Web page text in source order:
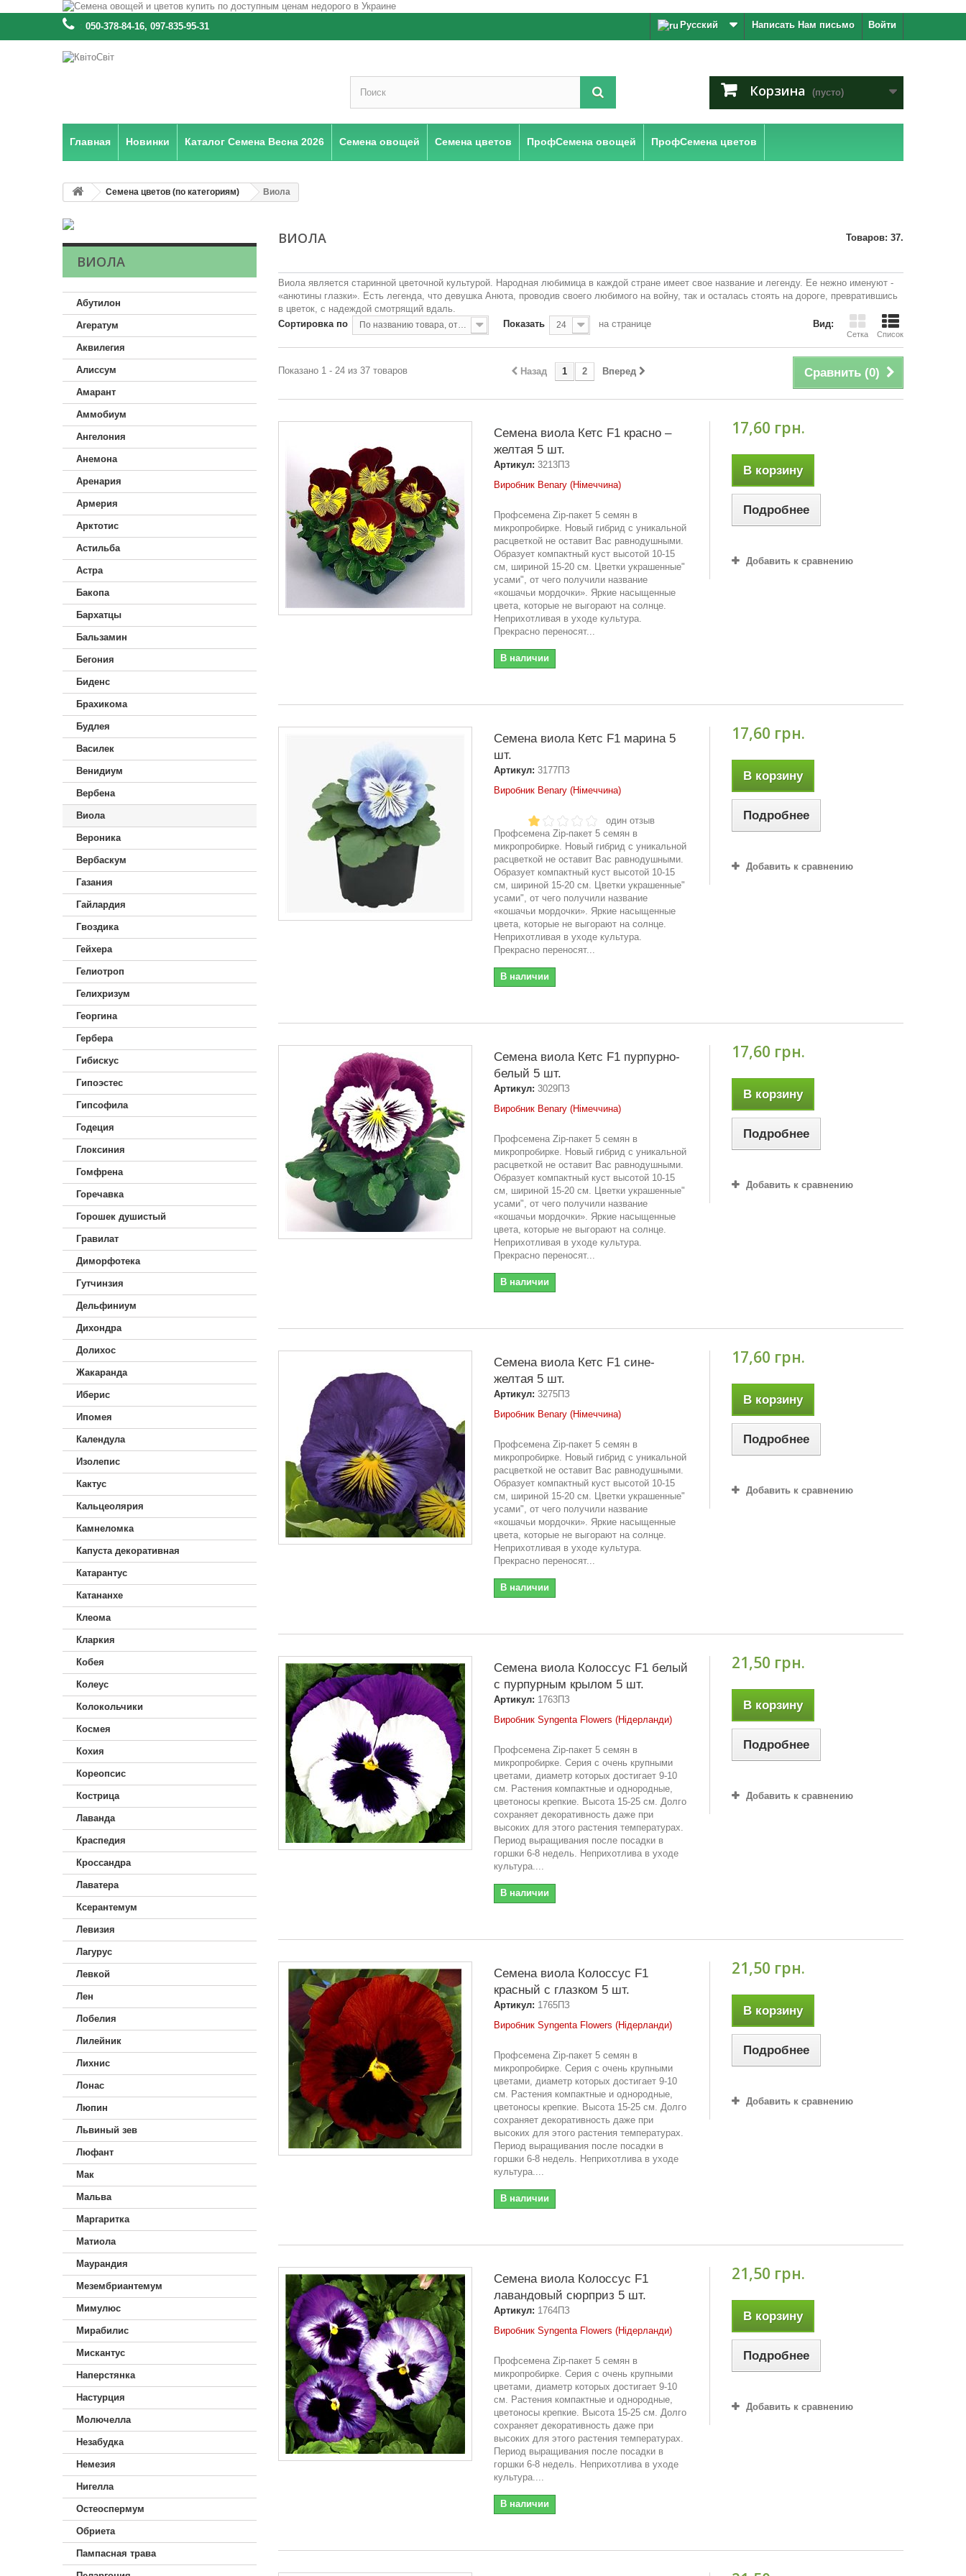
Войти
Написать Нам письмо
: 050-378-84-16, 097-835-95-31 Русский
Корзина (пусто)
Главная Новинки Каталог Семена Весна 2026 Семена овощей Семена цветов ПрофСемена овощей ПрофСемена цветов
Семена цветов (по категориям) Виола
ВИОЛА
Абутилон
Агератум
Аквилегия
Алиссум
Амарант
Аммобиум
Ангелония
Анемона
Аренария
Армерия
Арктотис
Астильба
Астра
Бакопа
Бархатцы
Бальзамин
Бегония
Биденс
Брахикома
Будлея
Василек
Венидиум
Вербена
Виола
Вероника
Вербаскум
Газания
Гайлардия
Гвоздика
Гейхера
Гелиотроп
Гелихризум
Георгина
Гербера
Гибискус
Гипоэстес
Гипсофила
Годеция
Глоксиния
Гомфрена
Горечавка
Горошек душистый
Гравилат
Диморфотека
Гутчинзия
Дельфиниум
Дихондра
Долихос
Жакаранда
Иберис
Ипомея
Календула
Изолепис
Кактус
Кальцеолярия
Камнеломка
Капуста декоративная
Катарантус
Катананхе
Клеома
Кларкия
Кобея
Колеус
Колокольчики
Космея
Кохия
Кореопсис
Кострица
Лаванда
Краспедия
Кроссандра
Лаватера
Ксерантемум
Левизия
Лагурус
Левкой
Лен
Лобелия
Лилейник
Лихнис
Лонас
Люпин
Львиный зев
Люфант
Мак
Мальва
Маргаритка
Матиола
Маурандия
Мезембриантемум
Мимулюс
Мирабилис
Мискантус
Наперстянка
Настурция
Молючелла
Незабудка
Немезия
Нигелла
Остеоспермум
Обриета
Пампасная трава
ВИОЛА Товаров: 37.
Виола является старинной цветочной культурой. Народная любимица в каждой стране имеет свое название и легенду. Ее нежно именуют -
«анютины глазки». Есть легенда, что девушка Анюта, проводив своего любимого на войну, так и осталась стоять на дороге, превратившись
в цветок, с надеждой смотрящий вдаль.
Вид:
Сетка Список
Сортировка по По названию товара, от А до Я Показать 24 на странице
Сравнить (0)
Назад 1 2 Вперед
Показано 1 - 24 из 37 товаров
Семена виола Кетс F1 красно –
желтая 5 шт.
Артикул: 3213ПЗ
Виробник Benary (Німеччина)
Профсемена Zip-пакет 5 семян в
микропробирке. Новый гибрид с уникальной
расцветкой не оставит Вас равнодушными.
Образует компактный куст высотой 10-15
см, шириной 15-20 см. Цветки украшенные"
усами", от чего получили название
«кошачьи мордочки». Яркие насыщенные
цвета, которые не выгорают на солнце.
Неприхотливая в уходе культура.
Прекрасно переносят...
В наличии
17,60 грн.
В корзину
Подробнее
Добавить к сравнению
Семена виола Кетс F1 марина 5
шт.
Артикул: 3177ПЗ
Виробник Benary (Німеччина)
один отзыв
Профсемена Zip-пакет 5 семян в
микропробирке. Новый гибрид с уникальной
расцветкой не оставит Вас равнодушными.
Образует компактный куст высотой 10-15
см, шириной 15-20 см. Цветки украшенные"
усами", от чего получили название
«кошачьи мордочки». Яркие насыщенные
цвета, которые не выгорают на солнце.
Неприхотливая в уходе культура.
Прекрасно переносят...
В наличии
17,60 грн.
В корзину
Подробнее
Добавить к сравнению
Семена виола Кетс F1 пурпурно-
белый 5 шт.
Артикул: 3029ПЗ
Виробник Benary (Німеччина)
Профсемена Zip-пакет 5 семян в
микропробирке. Новый гибрид с уникальной
расцветкой не оставит Вас равнодушными.
Образует компактный куст высотой 10-15
см, шириной 15-20 см. Цветки украшенные"
усами", от чего получили название
«кошачьи мордочки». Яркие насыщенные
цвета, которые не выгорают на солнце.
Неприхотливая в уходе культура.
Прекрасно переносят...
В наличии
17,60 грн.
В корзину
Подробнее
Добавить к сравнению
Семена виола Кетс F1 сине-
желтая 5 шт.
Артикул: 3275ПЗ
Виробник Benary (Німеччина)
Профсемена Zip-пакет 5 семян в
микропробирке. Новый гибрид с уникальной
расцветкой не оставит Вас равнодушными.
Образует компактный куст высотой 10-15
см, шириной 15-20 см. Цветки украшенные"
усами", от чего получили название
«кошачьи мордочки». Яркие насыщенные
цвета, которые не выгорают на солнце.
Неприхотливая в уходе культура.
Прекрасно переносят...
В наличии
17,60 грн.
В корзину
Подробнее
Добавить к сравнению
Семена виола Колоссус F1 белый
с пурпурным крылом 5 шт.
Артикул: 1763ПЗ
Виробник Syngenta Flowers (Нідерланди)
Профсемена Zip-пакет 5 семян в
микропробирке. Серия с очень крупными
цветами, диаметр которых достигает 9-10
см. Растения компактные и однородные,
цветоносы крепкие. Высота 15-25 см. Долго
сохраняет декоративность даже при
высоких для этого растения температурах.
Период выращивания после посадки в
горшки 6-8 недель. Неприхотлива в уходе
культура....
В наличии
21,50 грн.
В корзину
Подробнее
Добавить к сравнению
Семена виола Колоссус F1
красный с глазком 5 шт.
Артикул: 1765ПЗ
Виробник Syngenta Flowers (Нідерланди)
Профсемена Zip-пакет 5 семян в
микропробирке. Серия с очень крупными
цветами, диаметр которых достигает 9-10
см. Растения компактные и однородные,
цветоносы крепкие. Высота 15-25 см. Долго
сохраняет декоративность даже при
высоких для этого растения температурах.
Период выращивания после посадки в
горшки 6-8 недель. Неприхотлива в уходе
культура....
В наличии
21,50 грн.
В корзину
Подробнее
Добавить к сравнению
Семена виола Колоссус F1
лавандовый сюрприз 5 шт.
Артикул: 1764ПЗ
Виробник Syngenta Flowers (Нідерланди)
Профсемена Zip-пакет 5 семян в
микропробирке. Серия с очень крупными
цветами, диаметр которых достигает 9-10
см. Растения компактные и однородные,
цветоносы крепкие. Высота 15-25 см. Долго
сохраняет декоративность даже при
высоких для этого растения температурах.
Период выращивания после посадки в
горшки 6-8 недель. Неприхотлива в уходе
культура....
В наличии
21,50 грн.
В корзину
Подробнее
Добавить к сравнению